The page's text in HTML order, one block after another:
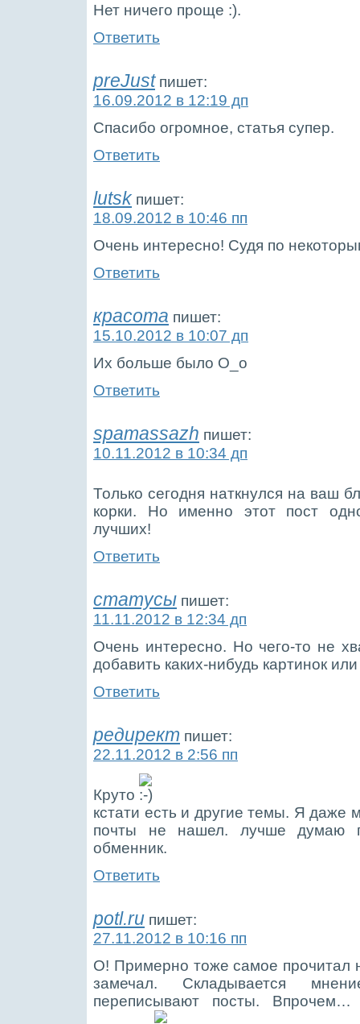
Нет ничего проще :).
Ответить
preJust пишет:
16.09.2012 в 12:19 дп
Спасибо огромное, статья супер.
Ответить
lutsk пишет:
18.09.2012 в 10:46 пп
Очень интересно! Судя по
Ответить
красота пишет:
15.10.2012 в 10:07 дп
Их больше было О_о
Ответить
spamassazh пишет:
10.11.2012 в 10:34 дп
Только сегодня наткнулся на ваш
корки. Но именно этот пост
лучших!
Ответить
статусы пишет:
11.11.2012 в 12:34 дп
Очень интересно. Но чего-то не
добавить каких-нибудь картинок
Ответить
редирект пишет:
22.11.2012 в 2:56 пп
Круто
кстати есть и другие темы. Я даже
почты не нашел. лучше думаю
обменник.
Ответить
potl.ru пишет:
27.11.2012 в 10:16 пп
О! Примерно тоже самое прочитал
замечал. Складывается
переписывают посты.